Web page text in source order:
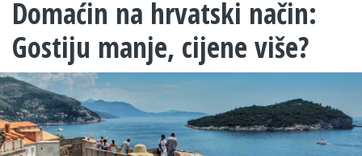
Domaćin na hrvatski način:
Gostiju manje, cijene više?